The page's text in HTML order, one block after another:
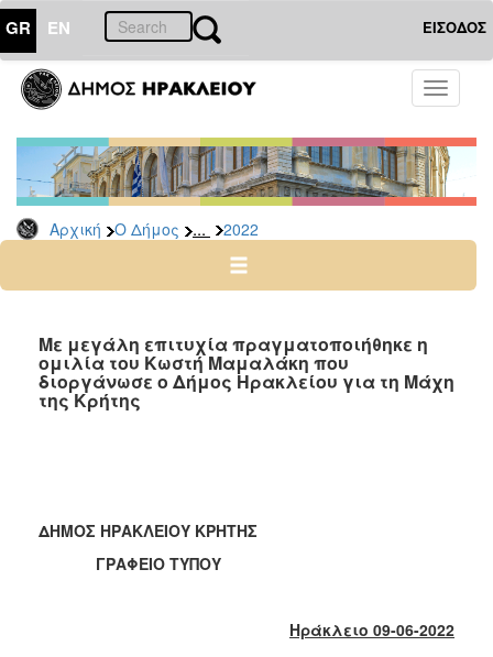
GR EN ΕΙΣΟΔΟΣ
Toggle
Αρχική Ο Δήμος ... 2022
ΔΗΜΟΣ
Δελτία
Τύπου
Αρχείο
2026
2024
2022
2021
2017
2016
Με μεγάλη επιτυχία πραγματοποιήθηκε η
ομιλία του Κωστή Μαμαλάκη που
διοργάνωσε ο Δήμος Ηρακλείου για τη Μάχη
της Κρήτης
ΔΗΜΟΣ ΗΡΑΚΛΕΙΟΥ ΚΡΗΤΗΣ
ΓΡΑΦΕΙΟ ΤΥΠΟΥ
Ηράκλειο 09-06-2022